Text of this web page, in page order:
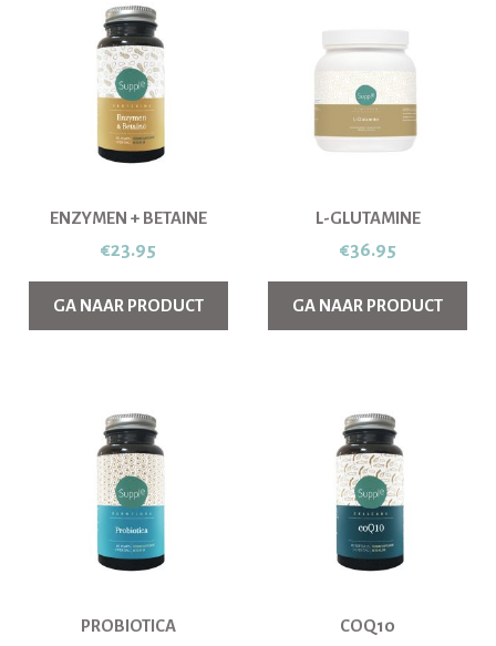
ENZYMEN + BETAINE
€23.95
GA NAAR PRODUCT
L-GLUTAMINE
€36.95
GA NAAR PRODUCT
PROBIOTICA COQ10